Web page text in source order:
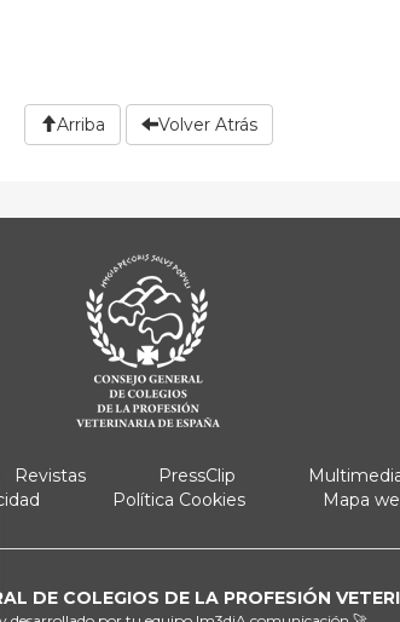
Arriba Volver Atrás
Revistas PressClip
Política Cookies Mapa
DE COLEGIOS DE LA PROFESIÓN